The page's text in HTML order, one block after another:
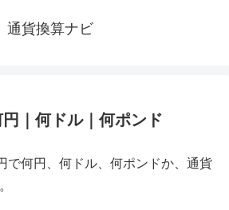
通貨換算ナビ
｜何ドル｜何ポンド
で何円、何ドル、何ポンドか、通貨